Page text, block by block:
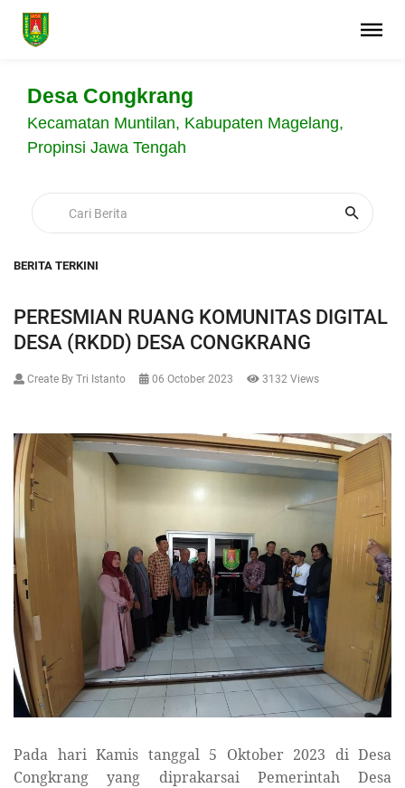
Desa Congkrang
Kecamatan Muntilan, Kabupaten Magelang,
Propinsi Jawa Tengah
BERITA TERKINI
PERESMIAN RUANG KOMUNITAS DIGITAL
DESA (RKDD) DESA CONGKRANG
Create By Tri Istanto 06 October 2023 3132 Views
Pada hari Kamis tanggal 5 Oktober 2023 di Desa
Congkrang yang diprakarsai Pemerintah Desa